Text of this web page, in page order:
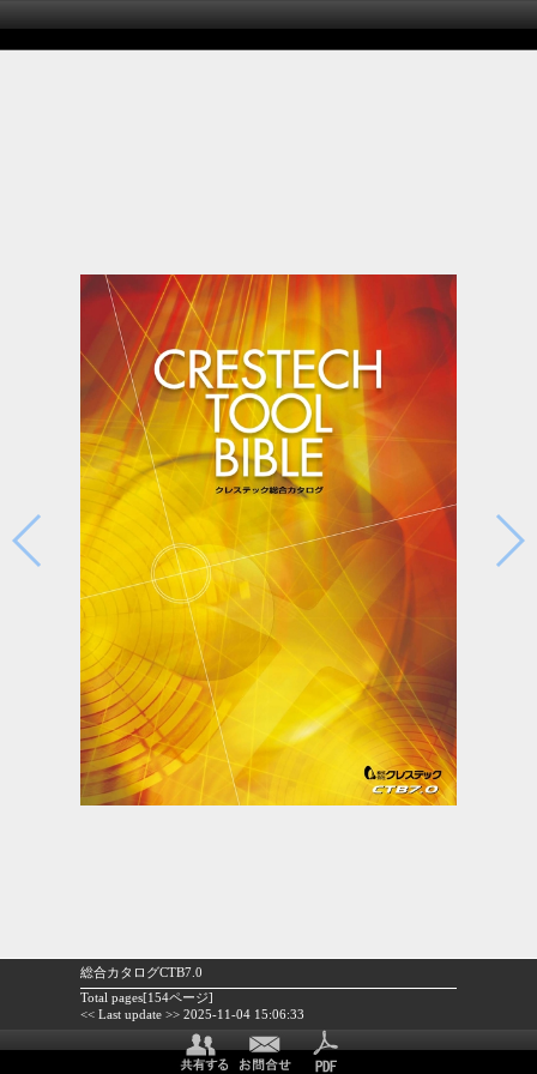
総合カタログCTB7.0
Total pages[154ページ]
<< Last update >> 2025-11-04 15:06:33